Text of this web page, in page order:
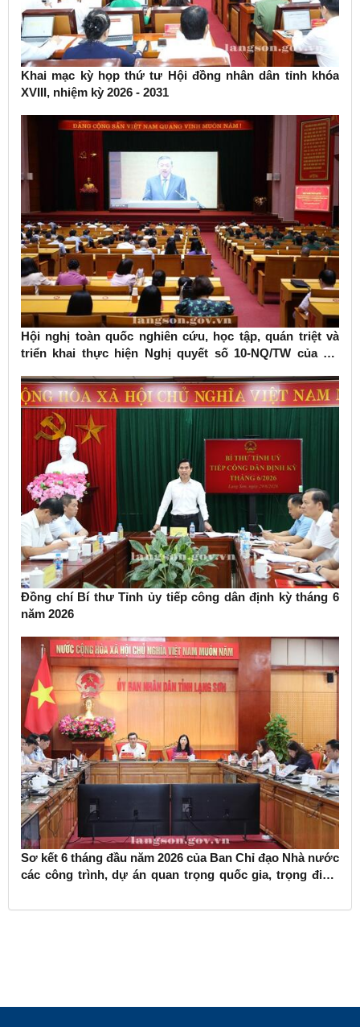
Khai mạc kỳ họp thứ tư Hội đồng nhân dân tỉnh khóa
XVIII, nhiệm kỳ 2026 - 2031
Hội nghị toàn quốc nghiên cứu, học tập, quán triệt và
triển khai thực hiện Nghị quyết số 10-NQ/TW của Bộ
Đồng chí Bí thư Tỉnh ủy tiếp công dân định kỳ tháng 6
năm 2026
Sơ kết 6 tháng đầu năm 2026 của Ban Chỉ đạo Nhà nước
các công trình, dự án quan trọng quốc gia, trọng điểm